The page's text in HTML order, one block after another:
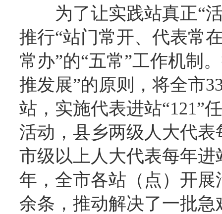
为了让实践站真正“
推行“站门常开、代表常
常办”的“五常”工作机制
推发展”的原则，将全市
站，实施代表进站“121”
活动，县乡两级人大代
市级以上人大代表每年进
年，全市各站（点）开展
余条，推动解决了一批急